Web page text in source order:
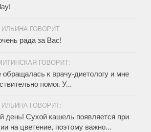
ИЛЬИНА ГОВОРИТ:
рада за Вас!
ГОВОРИТ:
обращалась к врачу-диетологу и мне
помог. У...
ИЛЬИНА ГОВОРИТ:
день! Сухой кашель появляется при
на цветение, поэтому важно...